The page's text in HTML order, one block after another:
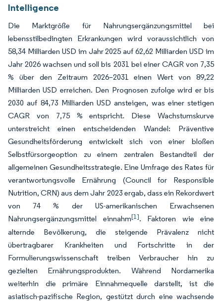
Intelligence
Die Marktgröße für Nahrungsergänzungsmittel bei
lebensstilbedingten Erkrankungen wird voraussichtlich von
58,34 Milliarden USD im Jahr 2025 auf 62,62 Milliarden USD im
Jahr 2026 wachsen und soll bis 2031 bei einer CAGR von 7,35
% über den Zeitraum 2026–2031 einen Wert von 89,22
Milliarden USD erreichen. Den Prognosen zufolge wird er bis
2030 auf 84,73 Milliarden USD ansteigen, was einer stetigen
CAGR von 7,75 % entspricht. Diese Wachstumskurve
unterstreicht einen entscheidenden Wandel: Präventive
Gesundheitsförderung entwickelt sich von einer bloßen
Selbstfürsorgeoption zu einem zentralen Bestandteil der
allgemeinen Gesundheitsstrategie. Eine Umfrage des Rates für
verantwortungsvolle Ernährung (Council for Responsible
Nutrition, CRN) aus dem Jahr 2023 ergab, dass ein Rekordwert
von 74 % der US-amerikanischen Erwachsenen
Nahrungsergänzungsmittel einnahm[1]. Faktoren wie eine
alternde Bevölkerung, die steigende Prävalenz nicht
übertragbarer Krankheiten und Fortschritte in der
Formulierungswissenschaft treiben Verbraucher hin zu
gezielten Ernährungsprodukten. Während Nordamerika
weiterhin die primäre Einnahmequelle darstellt, ist die
asiatisch-pazifische Region, gestützt durch eine wachsende